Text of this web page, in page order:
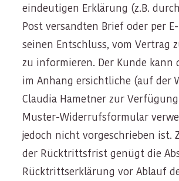
eindeutigen Erklärung (z.B.
Post versandten Brief oder per
seinen Entschluss, vom Vertrag
zu informieren. Der Kunde kann
im Anhang ersichtliche (auf der
Claudia Hametner zur
Muster-Widerrufsformular
jedoch nicht vorgeschrieben ist.
der Rücktrittsfrist genügt die
Rücktrittserklärung vor Ablauf